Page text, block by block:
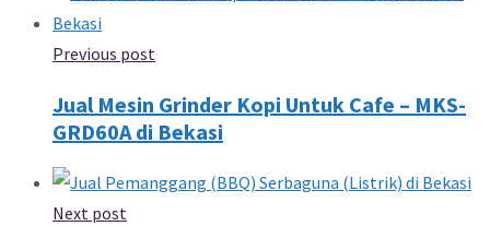
Previous post
Jual Mesin Grinder Kopi Untuk Cafe – MKS-
GRD60A di Bekasi
Next post